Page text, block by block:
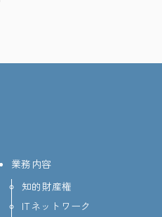
業務内容
知的財産権
ITネットワーク